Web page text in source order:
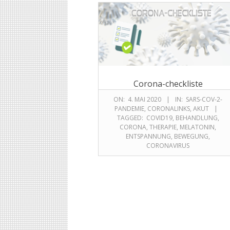
Corona-checkliste
ON: 4. MAI 2020 IN: SARS-COV-2-
PANDEMIE, CORONALINKS, AKUT
TAGGED: COVID19, BEHANDLUNG,
CORONA, THERAPIE, MELATONIN,
ENTSPANNUNG, BEWEGUNG,
CORONAVIRUS